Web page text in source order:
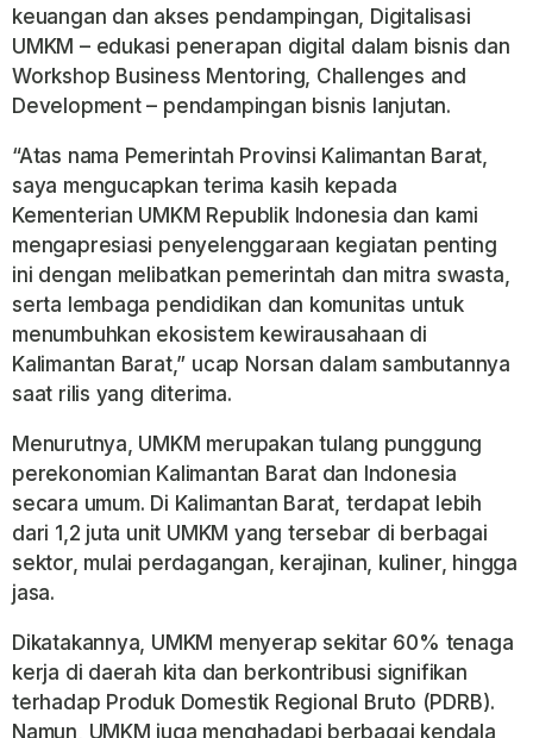
keuangan dan akses pendampingan, Digitalisasi
UMKM – edukasi penerapan digital dalam bisnis dan
Workshop Business Mentoring, Challenges and
Development – pendampingan bisnis lanjutan.
“Atas nama Pemerintah Provinsi Kalimantan Barat,
saya mengucapkan terima kasih kepada
Kementerian UMKM Republik Indonesia dan kami
mengapresiasi penyelenggaraan kegiatan penting
ini dengan melibatkan pemerintah dan mitra swasta,
serta lembaga pendidikan dan komunitas untuk
menumbuhkan ekosistem kewirausahaan di
Kalimantan Barat,” ucap Norsan dalam sambutannya
saat rilis yang diterima.
Menurutnya, UMKM merupakan tulang punggung
perekonomian Kalimantan Barat dan Indonesia
secara umum. Di Kalimantan Barat, terdapat lebih
dari 1,2 juta unit UMKM yang tersebar di berbagai
sektor, mulai perdagangan, kerajinan, kuliner, hingga
jasa.
Dikatakannya, UMKM menyerap sekitar 60% tenaga
kerja di daerah kita dan berkontribusi signifikan
terhadap Produk Domestik Regional Bruto (PDRB).
Namun, UMKM juga menghadapi berbagai kendala